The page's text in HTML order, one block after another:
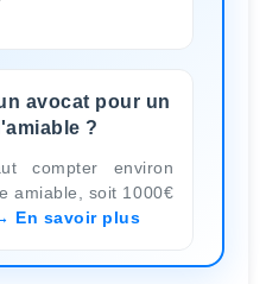
avocat pour un
?
compter environ
amiable, soit 1000€
En savoir plus